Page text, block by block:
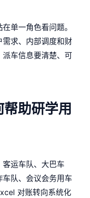
单一角色看问题。
求、内部调度和财
车信息要清楚、可
助研学用
运车队、大巴车
队、会议会务用车
对账转向系统化